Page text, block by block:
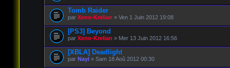
Tomb Raider
par Xeno-Krelian » Ven 1 Juin 2012 19:08
[PS3] Beyond
par Xeno-Krelian » Mer 13 Juin 2012 16:56
[XBLA] Deadlight
par Nayl» Sam 18 Aoû 2012 00:30